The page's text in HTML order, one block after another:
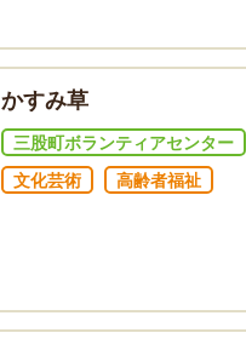
かすみ草
三股町ボランティアセンター
文化芸術
高齢者福祉